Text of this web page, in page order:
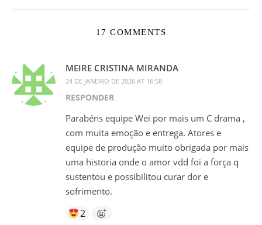
17 COMMENTS
MEIRE CRISTINA MIRANDA
24 DE JANEIRO DE 2026 AT 16:58
RESPONDER
Parabéns equipe Wei por mais um C drama ,
com muita emoção e entrega. Atores e
equipe de produção muito obrigada por mais
uma historia onde o amor vdd foi a força q
sustentou e possibilitou curar dor e
sofrimento.
2